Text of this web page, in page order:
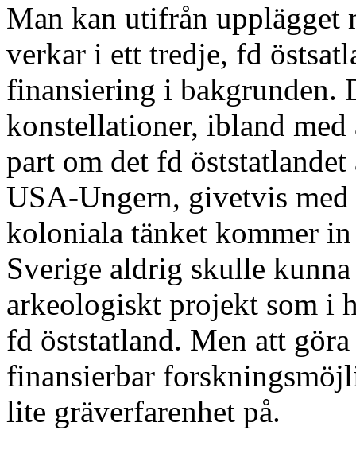
Man kan utifrån upplägget
verkar i ett tredje, fd
finansiering i bakgrunden.
konstellationer, ibland
part om det fd
USA-Ungern, givetvis
koloniala tänket kommer
Sverige aldrig skulle
arkeologiskt projekt som i
fd öststatland. Men att
finansierbar
lite gräverfarenhet på.